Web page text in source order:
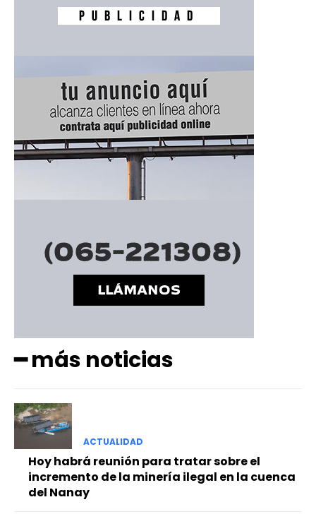
━ más noticias
ACTUALIDAD
Hoy habrá reunión para tratar sobre el
incremento de la minería ilegal en la cuenca
del Nanay